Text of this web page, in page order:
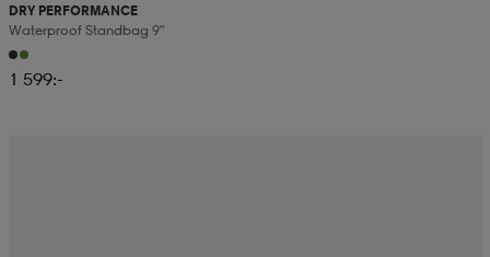
DRY PERFORMANCE
Waterproof Standbag 9"
1 599:-